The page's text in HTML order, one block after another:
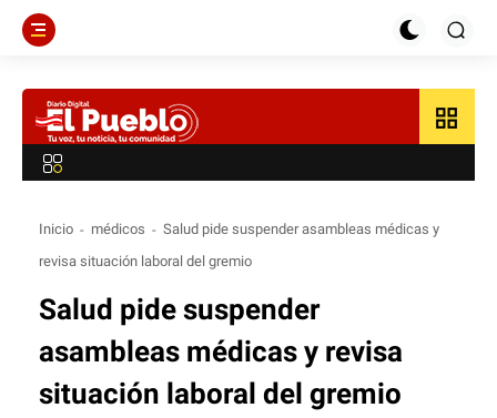
grid_view
Inicio médicos
Salud pide suspender asambleas médicas y
revisa situación laboral del gremio
Salud pide suspender
asambleas médicas y revisa
situación laboral del gremio